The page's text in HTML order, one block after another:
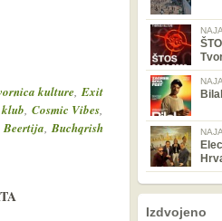
kulture,Exit
klub, Cosmic Vibes,
Beertija,Buchqrish
nema prethodne stranice
sljedećeIzdvojeno